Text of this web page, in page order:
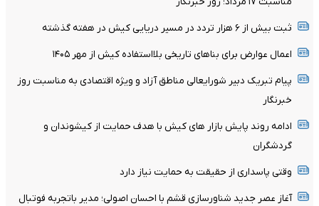
ثبت بیش از ۶ هزار تردد در مسیر دریایی کیش در هفته گذشته
اعمال عوارض برای بناهای تاریخی بلااستفاده کیش از مهر ۱۴۰۵
پیام تبریک دبیر شورایعالی مناطق آزاد و ویژه اقتصادی به مناسبت روز
خبرنگار
ادامه روند پایش بازار های کیش با هدف حمایت از کیشوندان و
گردشگران
وقتی پاسداری از حقیقت به حمایت نیاز دارد
آغاز عصر جدید شناورسازی قشم با احسان اصولی؛ مدیر باتجربه فوتبال